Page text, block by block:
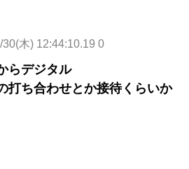
30(木) 12:44:10.19 0
らデジタル
打ち合わせとか接待くらいか